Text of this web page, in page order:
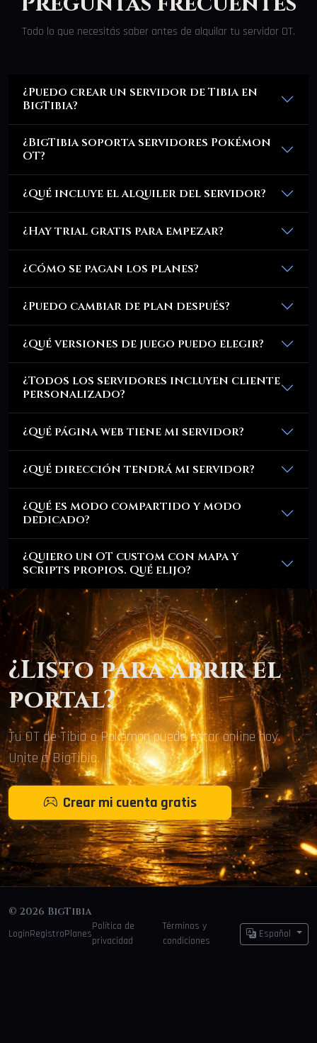
Todo lo que necesitás saber antes de alquilar tu servidor OT.
¿Puedo crear un servidor de Tibia en
BigTibia?
¿BigTibia soporta servidores Pokémon
OT?
¿Qué incluye el alquiler del servidor?
¿Hay trial gratis para empezar?
¿Cómo se pagan los planes?
¿Puedo cambiar de plan después?
¿Qué versiones de juego puedo elegir?
¿Todos los servidores incluyen cliente
personalizado?
¿Qué página web tiene mi servidor?
¿Qué dirección tendrá mi servidor?
¿Qué es modo compartido y modo
dedicado?
¿Quiero un OT custom con mapa y
scripts propios. Qué elijo?
¿Listo para abrir el
portal?
Tu OT de Tibia o Pokémon puede estar online hoy.
Unite a BigTibia.
Crear mi cuenta gratis
© 2026 BigTibia
LoginRegistroPlanes
Política de
privacidad
Términos y
condiciones
Español